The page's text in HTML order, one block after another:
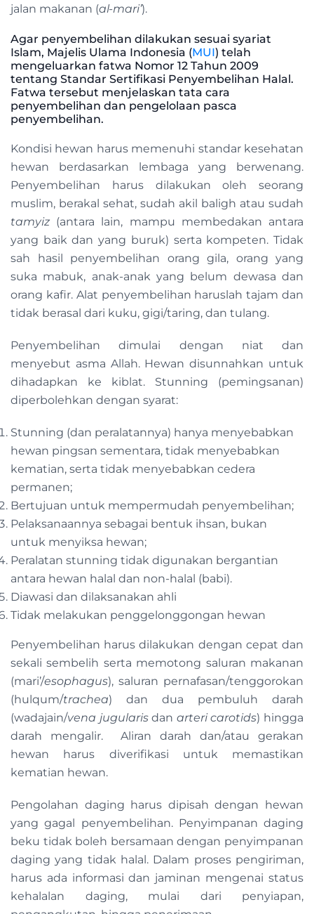
jalan makanan (al-mari’).
Agar penyembelihan dilakukan sesuai syariat
Islam, Majelis Ulama Indonesia (MUI) telah
mengeluarkan fatwa Nomor 12 Tahun 2009
tentang Standar Sertifikasi Penyembelihan Halal.
Fatwa tersebut menjelaskan tata cara
penyembelihan dan pengelolaan pasca
penyembelihan.
Kondisi hewan harus memenuhi standar kesehatan
hewan berdasarkan lembaga yang berwenang.
Penyembelihan harus dilakukan oleh seorang
muslim, berakal sehat, sudah akil baligh atau sudah
tamyiz (antara lain, mampu membedakan antara
yang baik dan yang buruk) serta kompeten. Tidak
sah hasil penyembelihan orang gila, orang yang
suka mabuk, anak-anak yang belum dewasa dan
orang kafir. Alat penyembelihan haruslah tajam dan
tidak berasal dari kuku, gigi/taring, dan tulang.
Penyembelihan dimulai dengan niat dan
menyebut asma Allah. Hewan disunnahkan untuk
dihadapkan ke kiblat. Stunning (pemingsanan)
diperbolehkan dengan syarat:
Stunning (dan peralatannya) hanya menyebabkan
hewan pingsan sementara, tidak menyebabkan
kematian, serta tidak menyebabkan cedera
permanen;
Bertujuan untuk mempermudah penyembelihan;
Pelaksanaannya sebagai bentuk ihsan, bukan
untuk menyiksa hewan;
Peralatan stunning tidak digunakan bergantian
antara hewan halal dan non-halal (babi).
Diawasi dan dilaksanakan ahli
Tidak melakukan penggelonggongan hewan
Penyembelihan harus dilakukan dengan cepat dan
sekali sembelih serta memotong saluran makanan
(mari’/esophagus), saluran pernafasan/tenggorokan
(hulqum/trachea) dan dua pembuluh darah
(wadajain/vena jugularisdan arteri carotids) hingga
darah mengalir. Aliran darah dan/atau gerakan
hewan harus diverifikasi untuk memastikan
kematian hewan.
Pengolahan daging harus dipisah dengan hewan
yang gagal penyembelihan. Penyimpanan daging
beku tidak boleh bersamaan dengan penyimpanan
daging yang tidak halal. Dalam proses pengiriman,
harus ada informasi dan jaminan mengenai status
kehalalan daging, mulai dari penyiapan,